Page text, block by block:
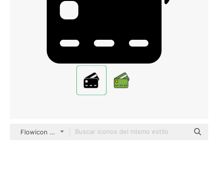
Flowicon Glyph